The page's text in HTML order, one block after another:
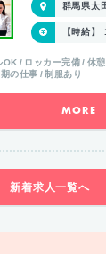
群馬県太
【時給】
OK ロッカー完備 休
の仕事 制服あり
MORE
新着求人一覧へ